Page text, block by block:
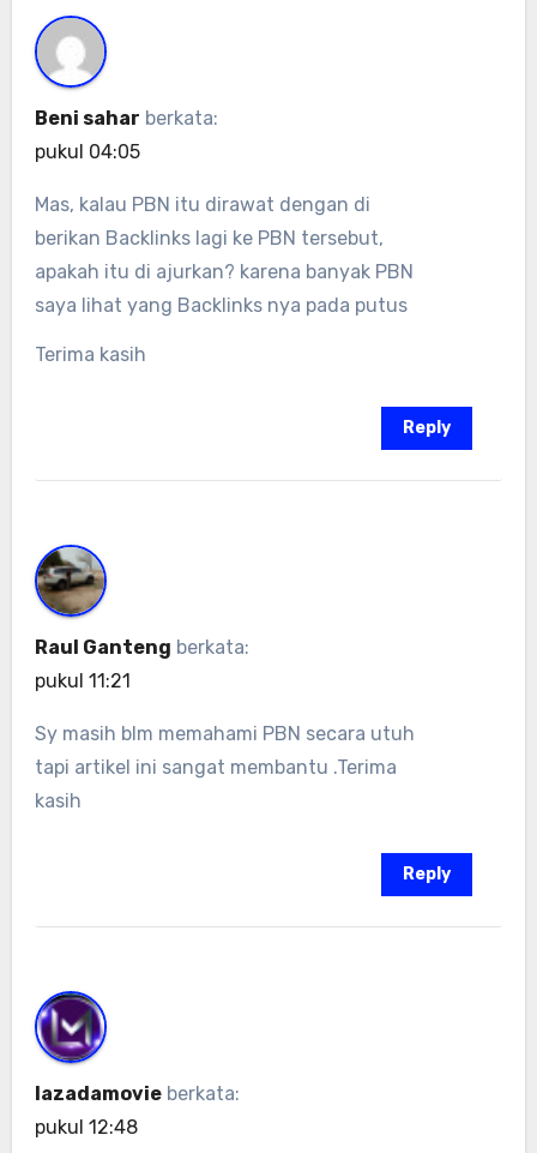
Beni sahar berkata:
pukul 04:05
Mas, kalau PBN itu dirawat dengan di
berikan Backlinks lagi ke PBN tersebut,
apakah itu di ajurkan? karena banyak PBN
saya lihat yang Backlinks nya pada putus
Terima kasih
Reply
Raul Ganteng berkata:
pukul 11:21
Sy masih blm memahami PBN secara utuh
tapi artikel ini sangat membantu .Terima
kasih
Reply
lazadamovie berkata:
pukul 12:48